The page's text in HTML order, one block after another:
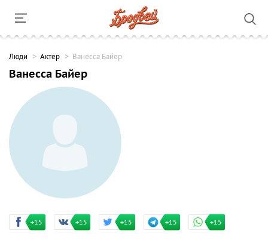
Люди Актер Ванесса Байер
Ванесса Байер
+15 +15 +15 +15 +15